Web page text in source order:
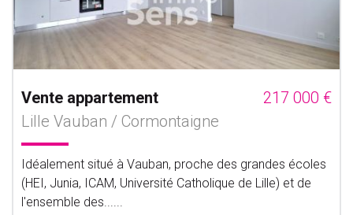
Vente appartement
217 000 €
Lille Vauban / Cormontaigne
Idéalement situé à Vauban, proche des grandes écoles
(HEI, Junia, ICAM, Université Catholique de Lille) et de
l'ensemble des......